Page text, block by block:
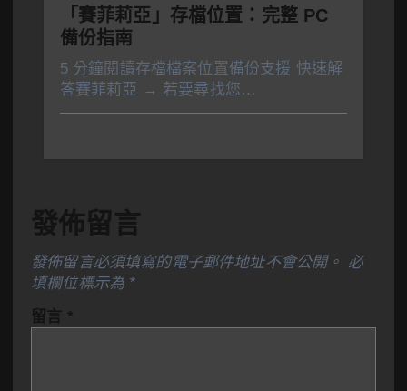
「賽菲莉亞」存檔位置：完整 PC
備份指南
5 分鐘閱讀存檔檔案位置備份支援 快速解
答賽菲莉亞 → 若要尋找您…
發佈留言
發佈留言必須填寫的電子郵件地址不會公開。
必
填欄位標示為 *
留言 *